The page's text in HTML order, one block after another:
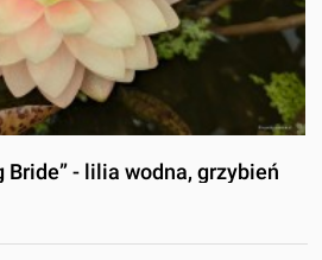
Bride” - lilia wodna, grzybień